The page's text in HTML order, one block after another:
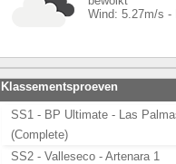
Wind: 5.27m/s -
Klassementsproeven
SS1 - BP Ultimate - Las
(Complete)
SS2 - Valleseco - Artenara 1